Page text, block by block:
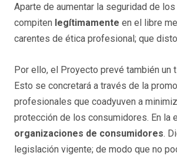
Aparte de aumentar la seguridad de
compiten legítimamente en el libre
carentes de ética profesional; que
Por ello, el Proyecto prevé también
Esto se concretará a través de la
profesionales que coadyuven a
protección de los consumidores. En la
organizaciones de consumidores.
legislación vigente; de modo que no